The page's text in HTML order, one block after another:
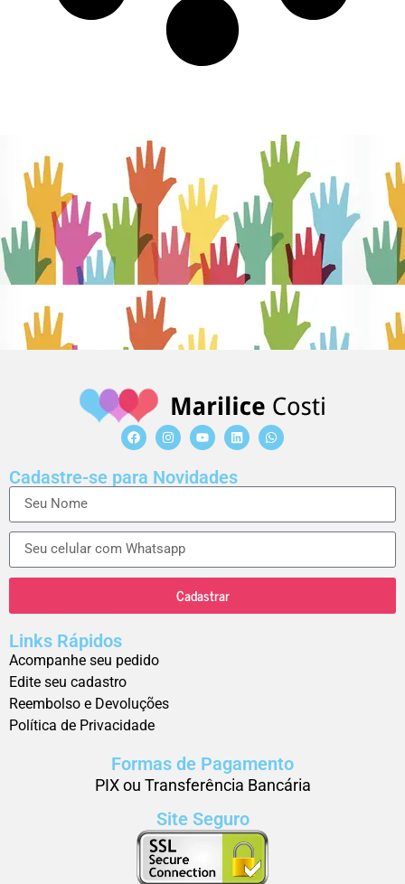
Cadastre-se para Novidades
Cadastrar
Links Rápidos
Acompanhe seu pedido
Edite seu cadastro
Reembolso e Devoluções
Política de Privacidade
Formas de Pagamento
PIX ou Transferência Bancária
Site Seguro